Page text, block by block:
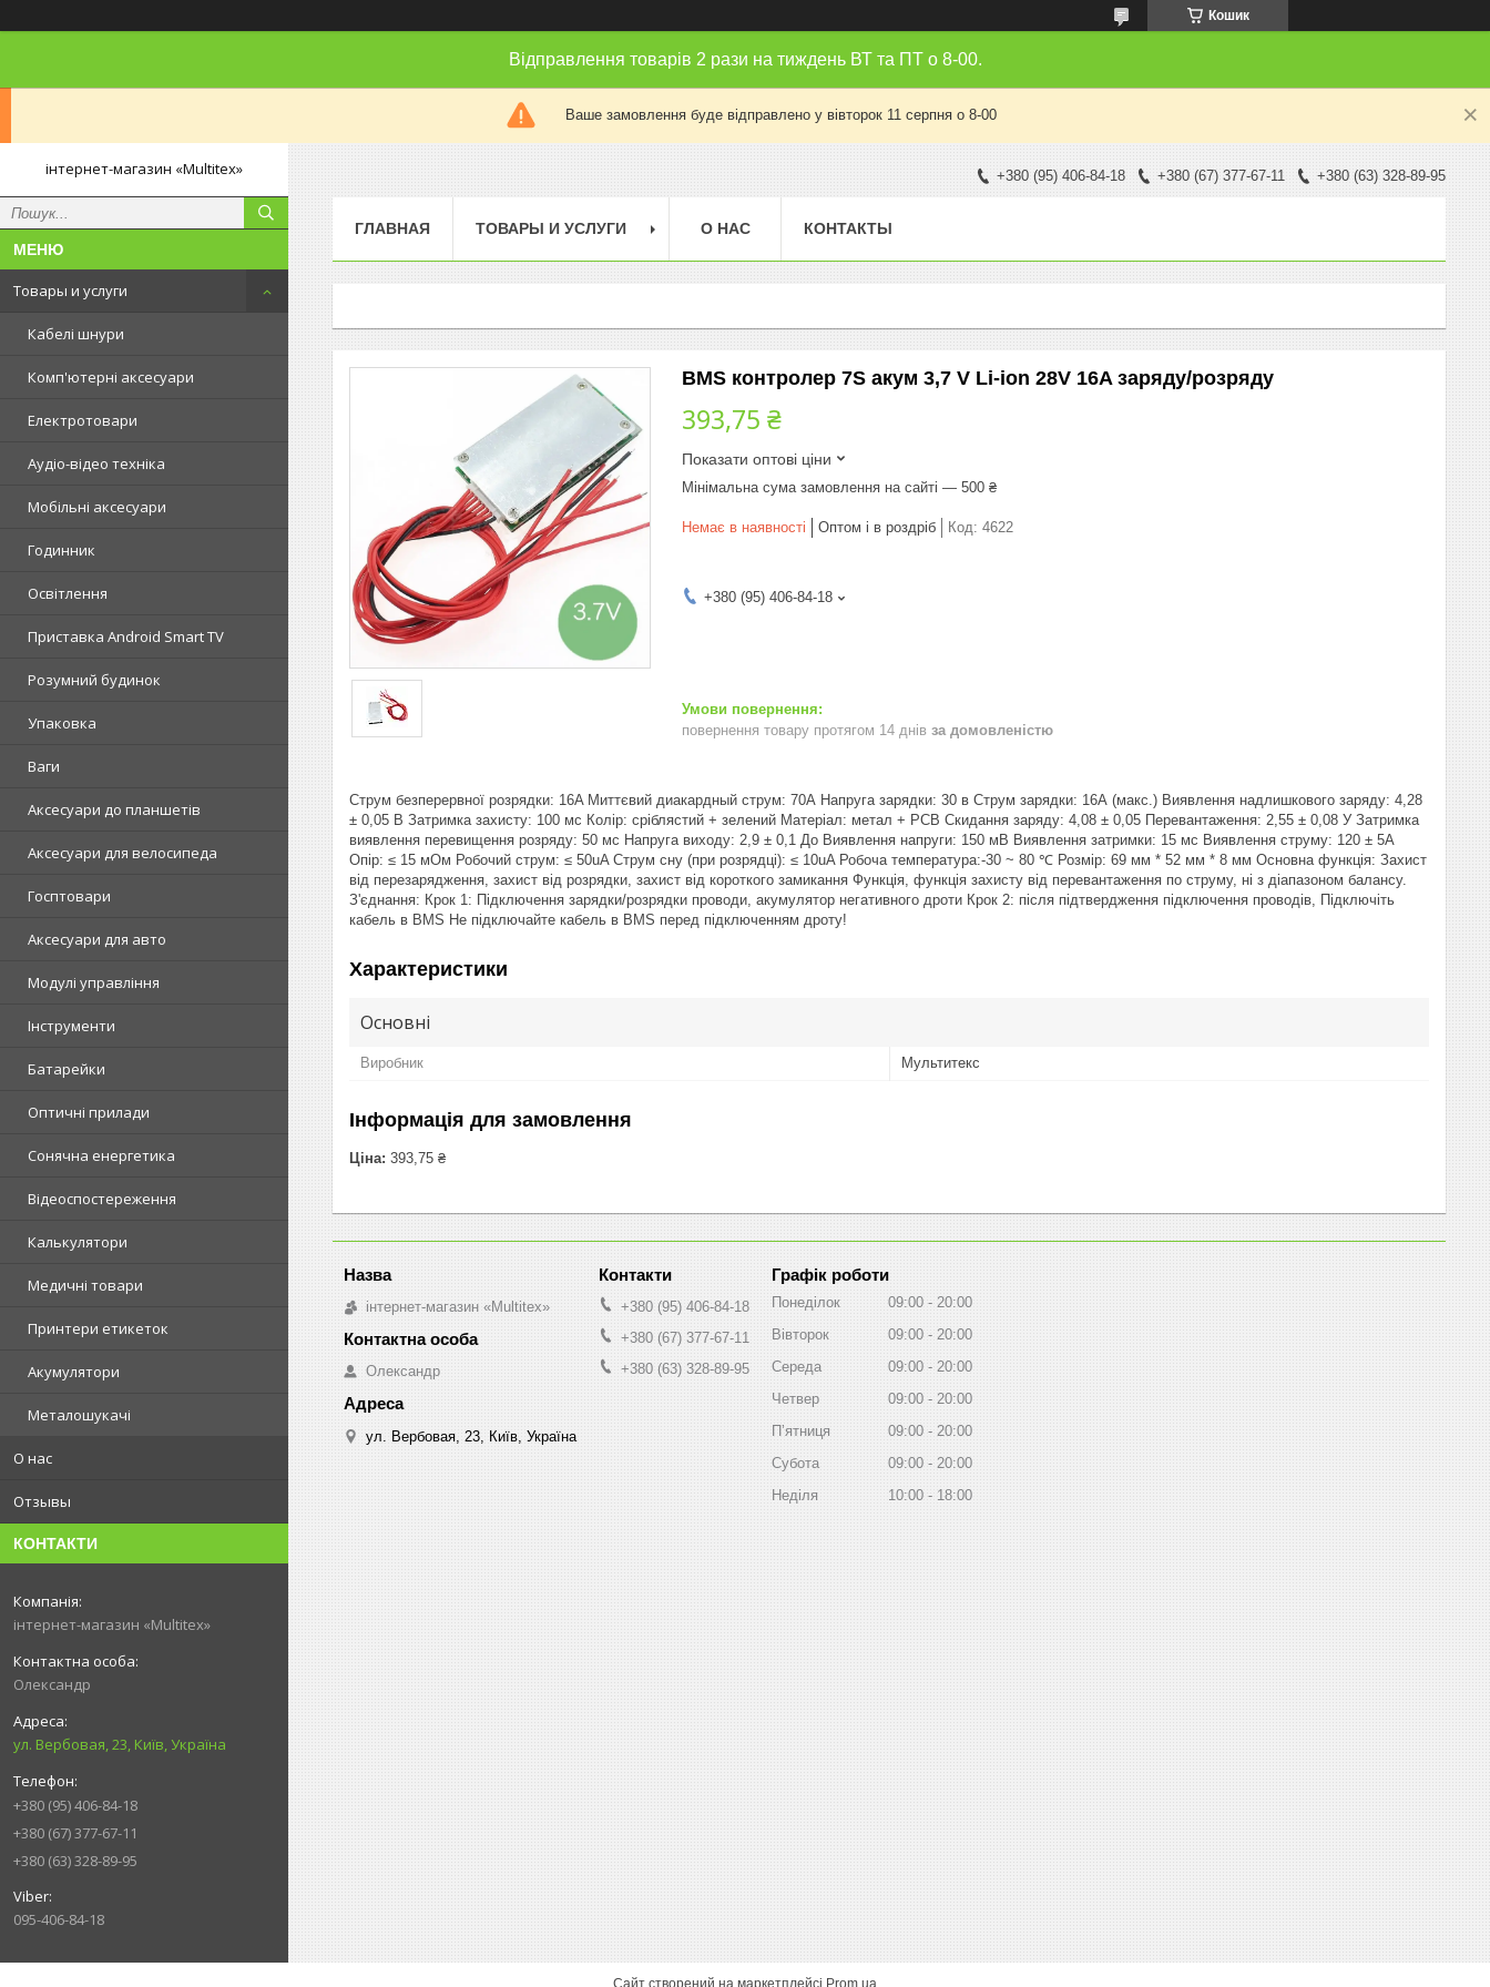
Кошик
Відправлення товарів 2 рази на тиждень ВТ та ПТ о 8-00.
Ваше замовлення буде відправлено у вівторок 11 серпня о 8-00
інтернет-магазин «Multitex»
Товары и услуги
Кабелі шнури
Комп'ютерні аксесуари
Електротовари
Аудіо-відео техніка
Мобільні аксесуари
Годинник
Освітлення
Приставка Android Smart TV
Розумний будинок
Упаковка
Ваги
Аксесуари до планшетів
Аксесуари для велосипеда
Госптовари
Аксесуари для авто
Модулі управління
Інструменти
Батарейки
Оптичні прилади
Сонячна енергетика
Відеоспостереження
Калькулятори
Медичні товари
Принтери етикеток
Акумулятори
Металошукачі
О нас
Отзывы
КОНТАКТИ
інтернет-магазин «Multitex»
Олександр
ул. Вербовая, 23, Київ, Україна
+380 (95) 406-84-18
+380 (67) 377-67-11
+380 (63) 328-89-95
095-406-84-18
+380 (95) 406-84-18 +380 (67) 377-67-11 +380 (63) 328-89-95
ГЛАВНАЯ ТОВАРЫ И УСЛУГИ О НАС КОНТАКТЫ
BMS контролер 7S акум 3,7 V Li-ion 28V 16A заряду/розряду
393,75 ₴
Показати оптові ціни
Мінімальна сума замовлення на сайті — 500 ₴
Немає в наявності Оптом і в роздріб Код: 4622
+380 (95) 406-84-18
повернення товару протягом 14 днів за домовленістю
Струм безперервної розрядки: 16A Миттєвий диакардный струм: 70А Напруга зарядки: 30 в Струм зарядки: 16А (макс.) Виявлення надлишкового заряду: 4,28
± 0,05 В Затримка захисту: 100 мс Колір: сріблястий + зелений Матеріал: метал + PCB Скидання заряду: 4,08 ± 0,05 Перевантаження: 2,55 ± 0,08 У Затримка
виявлення перевищення розряду: 50 мс Напруга виходу: 2,9 ± 0,1 До Виявлення напруги: 150 мВ Виявлення затримки: 15 мс Виявлення струму: 120 ± 5A
Опір: ≤ 15 мОм Робочий струм: ≤ 50uA Струм сну (при розрядці): ≤ 10uA Робоча температура:-30 ~ 80 ℃ Розмір: 69 мм * 52 мм * 8 мм Основна функція: Захист
від перезарядження, захист від розрядки, захист від короткого замикання Функція, функція захисту від перевантаження по струму, ні з діапазоном балансу.
З'єднання: Крок 1: Підключення зарядки/розрядки проводи, акумулятор негативного дроти Крок 2: після підтвердження підключення проводів, Підключіть
кабель в BMS Не підключайте кабель в BMS перед підключенням дроту!
Характеристики
Основні
Виробник Мультитекс
Інформація для замовлення
Ціна: 393,75 ₴
інтернет-магазин «Multitex»
Олександр
ул. Вербовая, 23, Київ, Україна
+380 (95) 406-84-18
+380 (67) 377-67-11
+380 (63) 328-89-95
Графік роботи
Понеділок 09:00
20:00
Вівторок
09:00
20:00
Середа
09:00
20:00
Четвер
09:00
20:00
Пʼятниця
09:00
20:00
Субота
09:00
20:00
Неділя
10:00 18:00
Сайт створений на маркетплейсі Prom.ua